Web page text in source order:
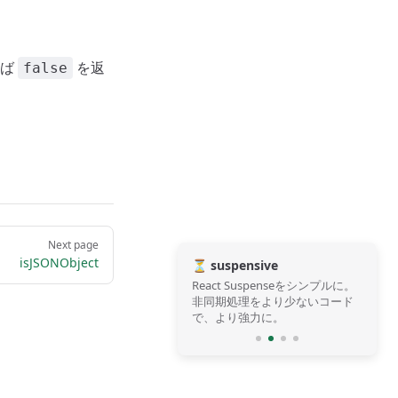
false
を返
Next page
isJSONObject ⏳ suspensive
React Suspenseをシンプルに。
非同期処理をより少ないコード
で、より強力に。